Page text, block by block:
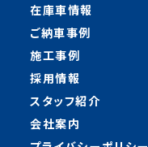
在庫車情報
ご納車事例
施工事例
採用情報
スタッフ紹介
会社案内